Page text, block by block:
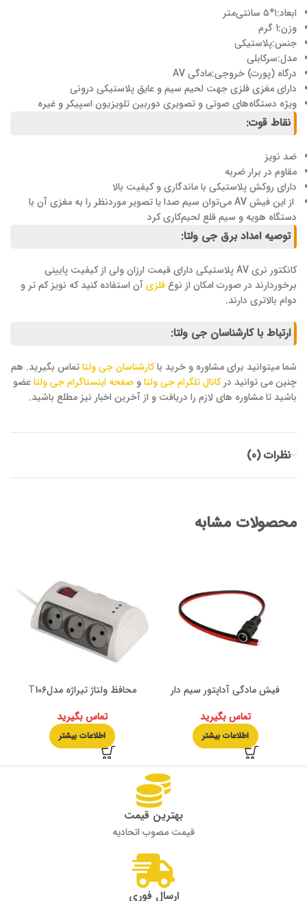
ابعاد:۱*۵ سانتی‌متر
وزن:1 گرم
جنس:پلاستیکی
مدل:سرکابلی
درگاه (پورت) خروجی:مادگی AV
دارای مغزی فلزی جهت لحیم سیم و عایق پلاستیکی درونی
ویژه دستگاه‌های صوتی و تصویری دوربین تلویزیون اسپیکر و غیره
نقاط قوت:
ضد نویز
مقاوم در برار ضربه
دارای روکش پلاستیکی با ماندگاری و کیفیت بالا
از این فیش AV می‌توان سیم صدا یا تصویر موردنظر را به مغزی آن با
دستگاه هویه و سیم قلع لحیم‌کاری کرد
توصیه امداد برق جی ولتا:
کانکتور نری AV پلاستیکی دارای قیمت ارزان ولی از کیفیت پایینی
برخوردارند در صورت امکان از نوعفلزیآن استفاده کنید که نویز کم تر و
دوام بالاتری دارند.
ارتباط با کارشناسان جی ولتا:
شما میتوانید برای مشاوره و خرید باکارشناسان جی ولتاتماس بگیرید. هم
چنین می توانید درکانال تلگرام جی ولتاو صفحه اینستاگرام جی ولتاعضو
باشید تا مشاوره های لازم را دریافت و از آخرین اخبار نیز مطلع باشید.
نظرات (0)
محصولات مشابه
فیش مادگی آداپتور سیم دار
تماس بگیرید
اطلاعات بیشتر
محافظ ولتاژ تیراژه مدلT106
تماس بگیرید
اطلاعات بیشتر
بهترین قیمت
قیمت مصوب اتحادیه
ارسال فوری